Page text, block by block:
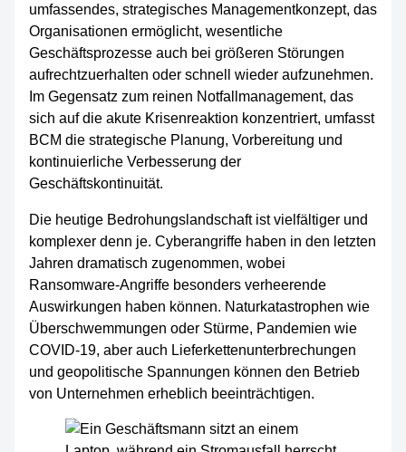
umfassendes, strategisches Managementkonzept, das
Organisationen ermöglicht, wesentliche
Geschäftsprozesse auch bei größeren Störungen
aufrechtzuerhalten oder schnell wieder aufzunehmen.
Im Gegensatz zum reinen Notfallmanagement, das
sich auf die akute Krisenreaktion konzentriert, umfasst
BCM die strategische Planung, Vorbereitung und
kontinuierliche Verbesserung der
Geschäftskontinuität.
Die heutige Bedrohungslandschaft ist vielfältiger und
komplexer denn je. Cyberangriffe haben in den letzten
Jahren dramatisch zugenommen, wobei
Ransomware-Angriffe besonders verheerende
Auswirkungen haben können. Naturkatastrophen wie
Überschwemmungen oder Stürme, Pandemien wie
COVID-19, aber auch Lieferkettenunterbrechungen
und geopolitische Spannungen können den Betrieb
von Unternehmen erheblich beeinträchtigen.